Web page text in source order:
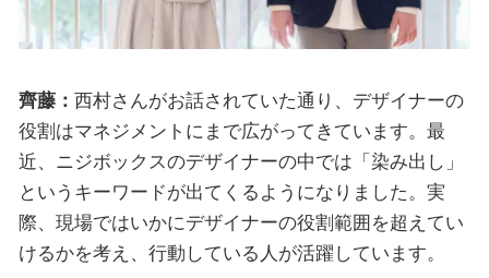
齊藤： 西村さんがお話されていた通り、デザイナーの
役割はマネジメントにまで広がってきています。最
近、ニジボックスのデザイナーの中では「染み出し」
というキーワードが出てくるようになりました。実
際、現場ではいかにデザイナーの役割範囲を超えてい
けるかを考え、行動している人が活躍しています。